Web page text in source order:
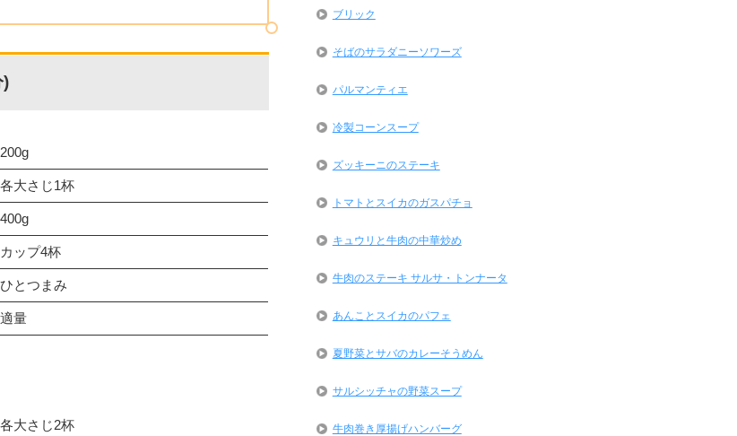
)
200g
各大さじ1杯
400g
カップ4杯
ひとつまみ
適量
各大さじ2杯
ブリック
そばのサラダニーソワーズ
パルマンティエ
冷製コーンスープ
ズッキーニのステーキ
トマトとスイカのガスパチョ
キュウリと牛肉の中華炒め
牛肉のステーキ サルサ・トンナータ
あんことスイカのパフェ
夏野菜とサバのカレーそうめん
サルシッチャの野菜スープ
牛肉巻き厚揚げハンバーグ